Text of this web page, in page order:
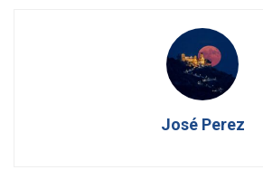
José Perez